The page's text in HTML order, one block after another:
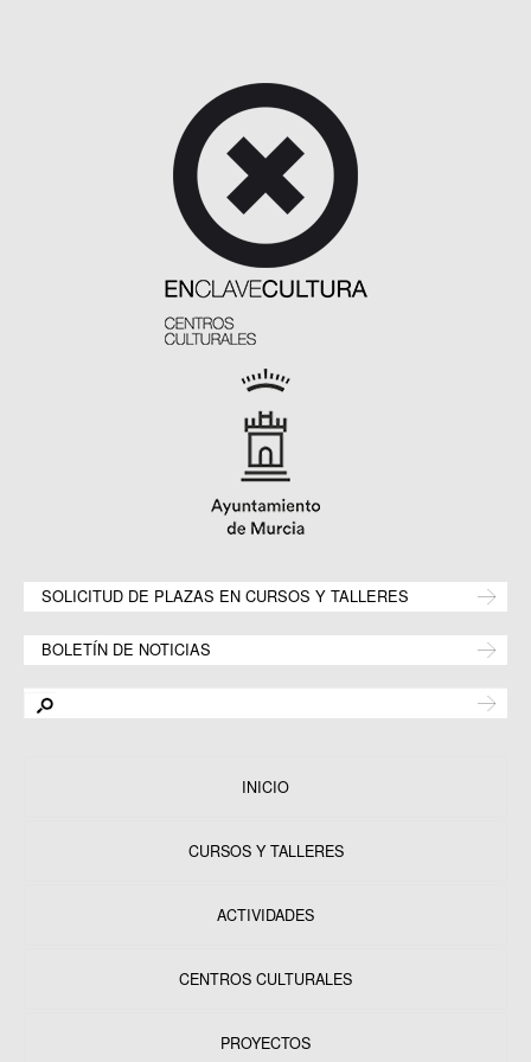
SOLICITUD DE PLAZAS EN CURSOS Y TALLERES
BOLETÍN DE NOTICIAS
INICIO
CURSOS Y TALLERES
ACTIVIDADES
CENTROS CULTURALES
PROYECTOS